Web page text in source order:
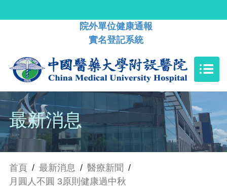
院外單位健康通報
實名登記系統
最新消息
首頁 / 最新消息 / 醫療新聞 /
月圓人不圓 3原則健康過中秋